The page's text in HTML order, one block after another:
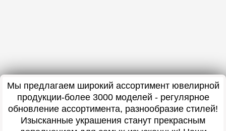
Мы предлагаем широкий ассортимент ювелирной
продукции-более 3000 моделей - регулярное
обновление ассортимента, разнообразие стилей!
Изысканные украшения станут прекрасным